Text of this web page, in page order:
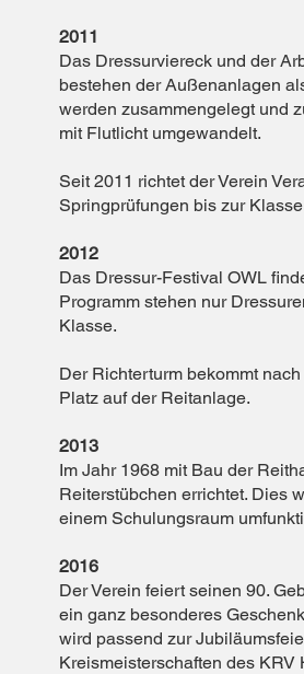
2011
Das Dressurviereck und der
bestehen der Außenanlagen
werden zusammengelegt und
mit Flutlicht umgewandelt.
Seit 2011 richtet der Verein
Springprüfungen bis zur
2012
Das Dressur-Festival OWL
Programm stehen nur
Klasse.
Der Richterturm bekommt
Platz auf der Reitanlage.
2013
Im Jahr 1968 mit Bau der
Reiterstübchen errichtet. Dies
einem Schulungsraum
2016
Der Verein feiert seinen 90.
ein ganz besonderes
wird passend zur
Kreismeisterschaften des KRV